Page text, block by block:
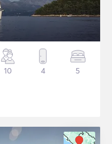
10 4 5